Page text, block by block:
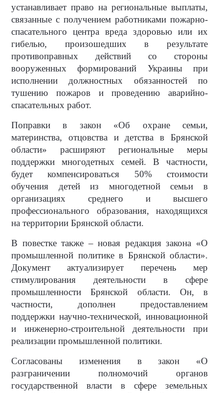
устанавливает право на региональные выплаты,
связанные с получением работниками пожарно-
спасательного центра вреда здоровью или их
гибелью, произошедших в результате
противоправных действий со стороны
вооруженных формирований Украины при
исполнении должностных обязанностей по
тушению пожаров и проведению аварийно-
спасательных работ.
Поправки в закон «Об охране семьи,
материнства, отцовства и детства в Брянской
области» расширяют региональные меры
поддержки многодетных семей. В частности,
будет компенсироваться 50% стоимости
обучения детей из многодетной семьи в
организациях среднего и высшего
профессионального образования, находящихся
на территории Брянской области.
В повестке также – новая редакция закона «О
промышленной политике в Брянской области».
Документ актуализирует перечень мер
стимулирования деятельности в сфере
промышленности Брянской области. Он, в
частности, дополнен предоставлением
поддержки научно-технической, инновационной
и инженерно-строительной деятельности при
реализации промышленной политики.
Согласованы изменения в закон «О
разграничении полномочий органов
государственной власти в сфере земельных